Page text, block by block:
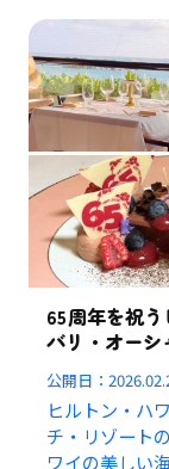
65周年を祝
バリ・オー
公開日：
ヒルトン・ハ
チ・リゾート
ワイの美しい